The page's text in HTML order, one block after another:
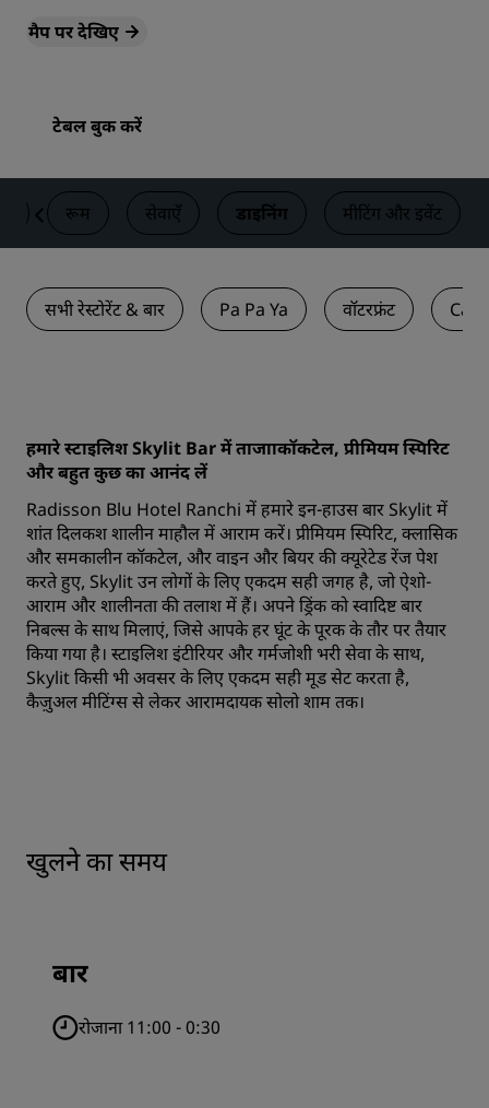
मैप पर देखिए
टेबल बुक करें
रूम सेवाएँ डाइनिंग मीटिंग और इवेंट
सभी रेस्टोरेंट & बार Pa Pa Ya वॉटरफ्रंट
हमारे स्टाइलिश Skylit Bar में ताजााकॉकटेल, प्रीमियम स्पिरिट
और बहुत कुछ का आनंद लें
Radisson Blu Hotel Ranchi में हमारे इन-हाउस बार Skylit में
शांत दिलकश शालीन माहौल में आराम करें। प्रीमियम स्पिरिट, क्लासिक
और समकालीन कॉकटेल, और वाइन और बियर की क्‍यूरेटेड रेंज पेश
करते हुए, Skylit उन लोगों के लिए एकदम सही जगह है, जो ऐशो-
आराम और शालीनता की तलाश में हैं। अपने ड्रिंक को स्वादिष्ट बार
निबल्स के साथ मिलाएं, जिसे आपके हर घूंट के पूरक के तौर पर तैयार
किया गया है। स्टाइलिश इंटीरियर और गर्मजोशी भरी सेवा के साथ,
Skylit किसी भी अवसर के लिए एकदम सही मूड सेट करता है,
कैज़ुअल मीटिंग्स से लेकर आरामदायक सोलो शाम तक।
खुलने का समय
बार
रोजाना 11:00 - 0:30